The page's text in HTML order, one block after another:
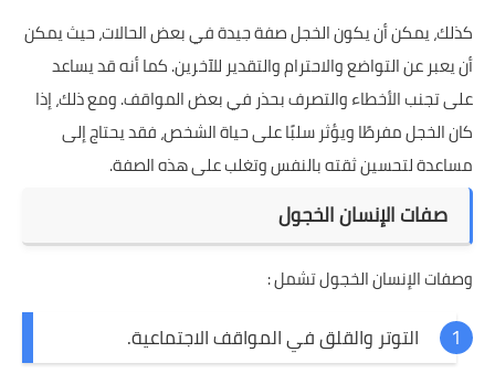
كذلك، يمكن أن يكون الخجل صفة جيدة في بعض الحالات، حيث يمكن
أن يعبر عن التواضع والاحترام والتقدير للآخرين. كما أنه قد يساعد
على تجنب الأخطاء والتصرف بحذر في بعض المواقف. ومع ذلك، إذا
كان الخجل مفرطًا ويؤثر سلبًا على حياة الشخص، فقد يحتاج إلى
مساعدة لتحسين ثقته بالنفس وتغلب على هذه الصفة.
صفات الإنسان الخجول
وصفات الإنسان الخجول تشمل :
التوتر والقلق في المواقف الاجتماعية.